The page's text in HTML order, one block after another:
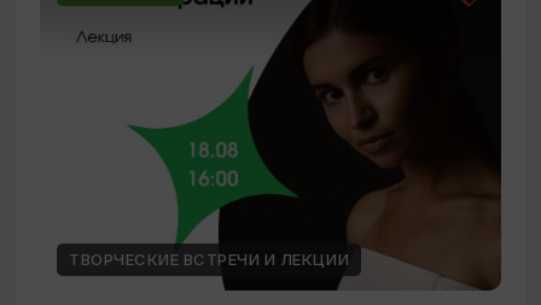
ТВОРЧЕСКИЕ ВСТРЕЧИ И ЛЕКЦИИ